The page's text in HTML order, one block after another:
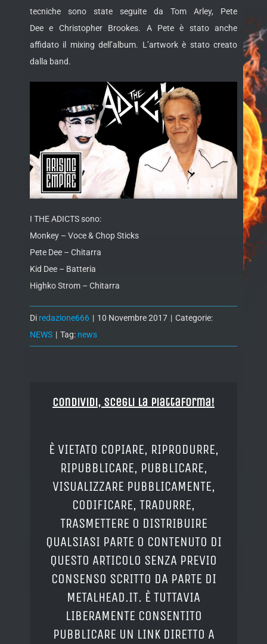
tecniche sono state seguite da Tom Arley, Pete
Dee e Christopher Brookes. A Pete è stato anche
affidato il mixing dell’album. L’artwork è stato creato
dalla band.
I THE ADICTS sono:
Monkey – Voce & Chop Sticks
Pete Dee – Chitarra
Kid Dee – Batteria
Highko Strom – Chitarra
Di redazione666 | 10 Novembre 2017 | Categorie:
NEWS | Tag: news
Condividi, Scegli la piattaforma!
È VIETATO COPIARE, RIPRODURRE,
RIPUBBLICARE, PUBBLICARE,
VISUALIZZARE PUBBLICAMENTE,
CODIFICARE, TRADURRE,
TRASMETTERE O DISTRIBUIRE
QUALSIASI PARTE O CONTENUTO DI
QUESTO ARTICOLO SENZA PREVIO
CONSENSO SCRITTO DA PARTE DI
METALHEAD.IT. È TUTTAVIA
LIBERAMENTE CONSENTITO
PUBBLICARE UN LINK DIRETTO A